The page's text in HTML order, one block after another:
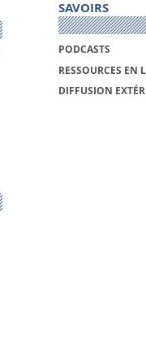
SAVOIRS
PODCASTS
RESSOURCES EN
DIFFUSION